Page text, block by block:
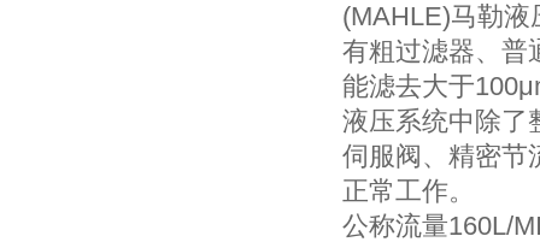
(MAHLE)马勒
有粗过滤器、普
能滤去大于
液压系统中除了
伺服阀、精密节
正常工作。
公称流量160L/